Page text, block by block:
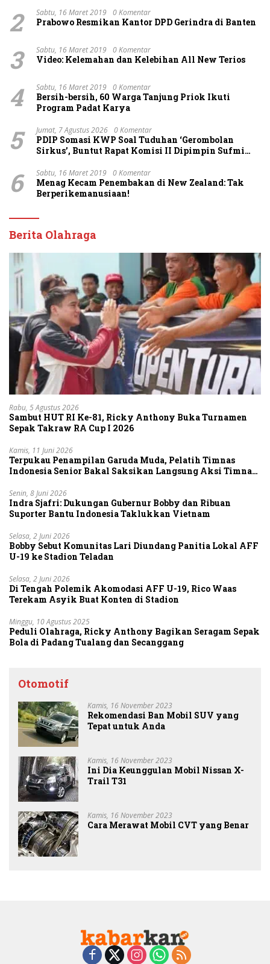
2 Sabtu, 16 Maret 2019 0 Komentar
Prabowo Resmikan Kantor DPD Gerindra di Banten
3 Sabtu, 16 Maret 2019 0 Komentar
Video: Kelemahan dan Kelebihan All New Terios
4 Sabtu, 16 Maret 2019 0 Komentar
Bersih-bersih, 60 Warga Tanjung Priok Ikuti
Program Padat Karya
5 Jumat, 7 Agustus 2026 0 Komentar
PDIP Somasi KWP Soal Tuduhan ‘Gerombolan
Sirkus’, Buntut Rapat Komisi II Dipimpin Sufmi
6 Sabtu, 16 Maret 2019 0 Komentar
Menag Kecam Penembakan di New Zealand: Tak
Berperikemanusiaan!
Berita Olahraga
Rabu, 5 Agustus 2026
Sambut HUT RI Ke-81, Ricky Anthony Buka Turnamen
Sepak Takraw RA Cup I 2026
Kamis, 11 Juni 2026
Terpukau Penampilan Garuda Muda, Pelatih Timnas
Indonesia Senior Bakal Saksikan Langsung Aksi Timnas
Senin, 8 Juni 2026
Indra Sjafri: Dukungan Gubernur Bobby dan Ribuan
Suporter Bantu Indonesia Taklukkan Vietnam
Selasa, 2 Juni 2026
Bobby Sebut Komunitas Lari Diundang Panitia Lokal AFF
U-19 ke Stadion Teladan
Selasa, 2 Juni 2026
Di Tengah Polemik Akomodasi AFF U-19, Rico Waas
Terekam Asyik Buat Konten di Stadion
Minggu, 10 Agustus 2025
Peduli Olahraga, Ricky Anthony Bagikan Seragam Sepak
Bola di Padang Tualang dan Secanggang
Otomotif
Kamis, 16 November 2023
Rekomendasi Ban Mobil SUV yang
Tepat untuk Anda
Kamis, 16 November 2023
Ini Dia Keunggulan Mobil Nissan X-
Trail T31
Kamis, 16 November 2023
Cara Merawat Mobil CVT yang Benar